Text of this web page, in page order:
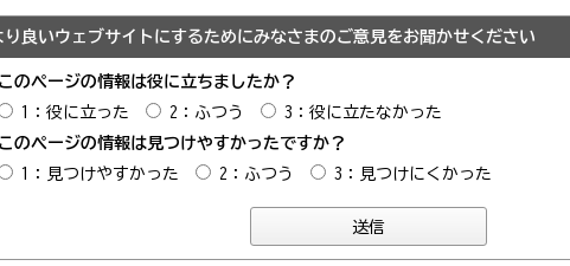
り良いウェブサイトにするためにみなさまのご意見をお聞かせください
このページの情報は役に立ちましたか？
1：役に立った
2：ふつう
3：役に立たなかった
このページの情報は見つけやすかったですか？
1：見つけやすかった
2：ふつう 3：見つけにくかった